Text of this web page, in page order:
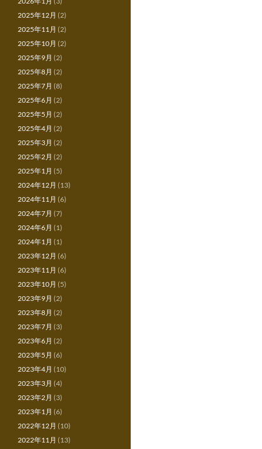
2025年12月 (2)
2025年11月 (2)
2025年10月 (2)
2025年9月 (2)
2025年8月 (2)
2025年7月 (8)
2025年6月 (2)
2025年5月 (2)
2025年4月 (2)
2025年3月 (2)
2025年2月 (2)
2025年1月 (5)
2024年12月 (13)
2024年11月 (6)
2024年7月 (7)
2024年6月 (1)
2024年1月 (1)
2023年12月 (6)
2023年11月 (6)
2023年10月 (5)
2023年9月 (2)
2023年8月 (2)
2023年7月 (3)
2023年6月 (2)
2023年5月 (6)
2023年4月 (10)
2023年3月 (4)
2023年2月 (3)
2023年1月 (6)
2022年12月 (10)
2022年11月 (13)